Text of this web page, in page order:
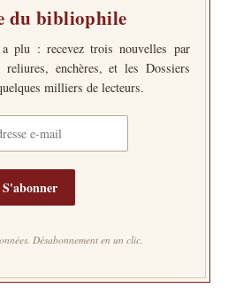
du bibliophile
plu : recevez trois nouvelles par
enchères, et les Dossiers
milliers de lecteurs.
S'abonner
Désabonnement en un clic.